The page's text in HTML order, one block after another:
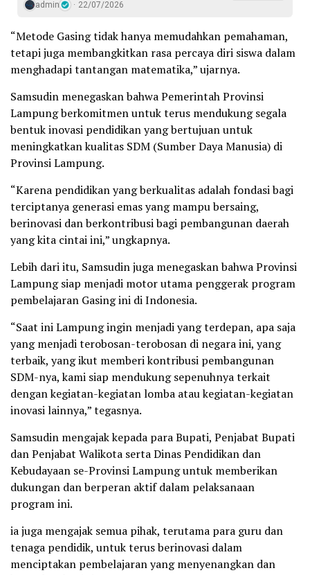
admin 22/07/2026
“Metode Gasing tidak hanya memudahkan pemahaman,
tetapi juga membangkitkan rasa percaya diri siswa dalam
menghadapi tantangan matematika,” ujarnya.
Samsudin menegaskan bahwa Pemerintah Provinsi
Lampung berkomitmen untuk terus mendukung segala
bentuk inovasi pendidikan yang bertujuan untuk
meningkatkan kualitas SDM (Sumber Daya Manusia) di
Provinsi Lampung.
“Karena pendidikan yang berkualitas adalah fondasi bagi
terciptanya generasi emas yang mampu bersaing,
berinovasi dan berkontribusi bagi pembangunan daerah
yang kita cintai ini,” ungkapnya.
Lebih dari itu, Samsudin juga menegaskan bahwa Provinsi
Lampung siap menjadi motor utama penggerak program
pembelajaran Gasing ini di Indonesia.
“Saat ini Lampung ingin menjadi yang terdepan, apa saja
yang menjadi terobosan-terobosan di negara ini, yang
terbaik, yang ikut memberi kontribusi pembangunan
SDM-nya, kami siap mendukung sepenuhnya terkait
dengan kegiatan-kegiatan lomba atau kegiatan-kegiatan
inovasi lainnya,” tegasnya.
Samsudin mengajak kepada para Bupati, Penjabat Bupati
dan Penjabat Walikota serta Dinas Pendidikan dan
Kebudayaan se-Provinsi Lampung untuk memberikan
dukungan dan berperan aktif dalam pelaksanaan
program ini.
ia juga mengajak semua pihak, terutama para guru dan
tenaga pendidik, untuk terus berinovasi dalam
menciptakan pembelajaran yang menyenangkan dan